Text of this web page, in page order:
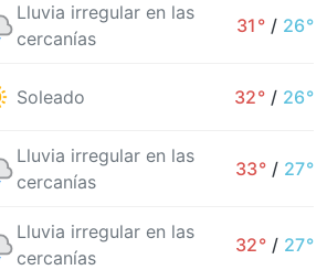
Lluvia irregular en las
cercanías
31° / 26°
Soleado 32° / 26°
Lluvia irregular en las
cercanías
33° / 27°
Lluvia irregular en las
cercanías
32° / 27°